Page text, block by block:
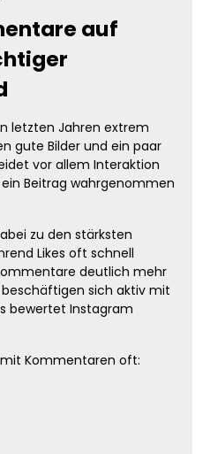
auf
letzten Jahren extrem
gute Bilder und ein paar
vor allem Interaktion
Beitrag wahrgenommen
zu den stärksten
Likes oft schnell
deutlich mehr
sich aktiv mit
bewertet Instagram
Kommentaren oft: